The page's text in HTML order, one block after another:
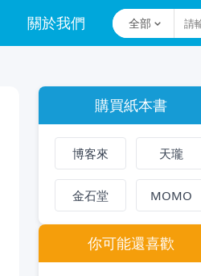
關於我們 全部
購買紙本書
博客來 天瓏
金石堂 MOMO
你可能還喜歡